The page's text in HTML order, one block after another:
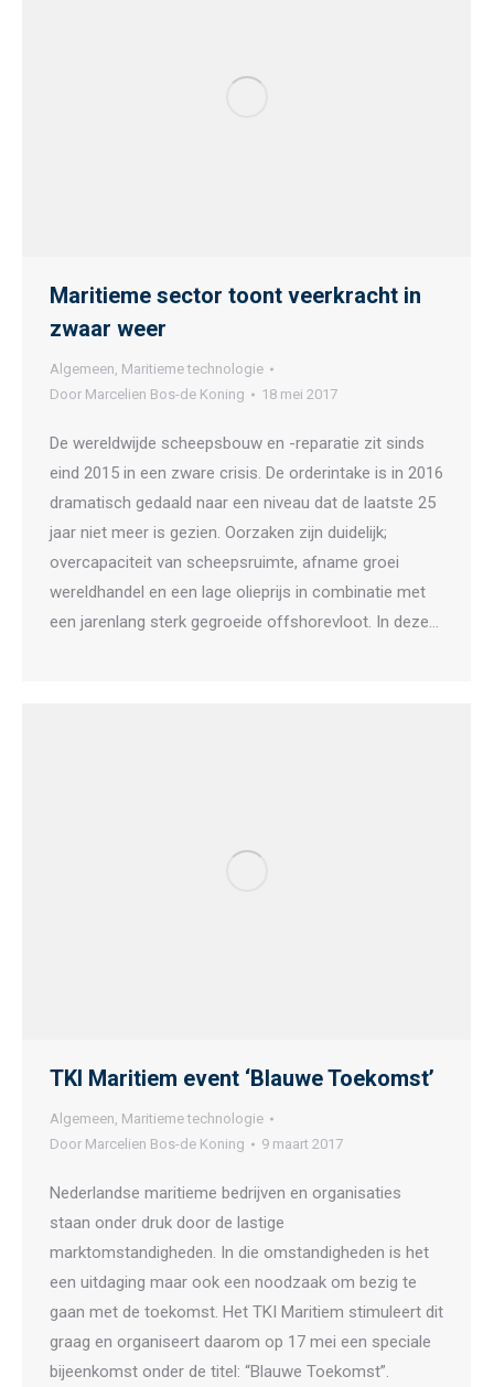
Maritieme sector toont veerkracht in
zwaar weer
Algemeen, Maritieme technologie
Door Marcelien Bos-de Koning 18 mei 2017
De wereldwijde scheepsbouw en -reparatie zit sinds
eind 2015 in een zware crisis. De orderintake is in 2016
dramatisch gedaald naar een niveau dat de laatste 25
jaar niet meer is gezien. Oorzaken zijn duidelijk;
overcapaciteit van scheepsruimte, afname groei
wereldhandel en een lage olieprijs in combinatie met
een jarenlang sterk gegroeide offshorevloot. In deze…
TKI Maritiem event ‘Blauwe Toekomst’
Algemeen, Maritieme technologie
Door Marcelien Bos-de Koning 9 maart 2017
Nederlandse maritieme bedrijven en organisaties
staan onder druk door de lastige
marktomstandigheden. In die omstandigheden is het
een uitdaging maar ook een noodzaak om bezig te
gaan met de toekomst. Het TKI Maritiem stimuleert dit
graag en organiseert daarom op 17 mei een speciale
bijeenkomst onder de titel: “Blauwe Toekomst”.